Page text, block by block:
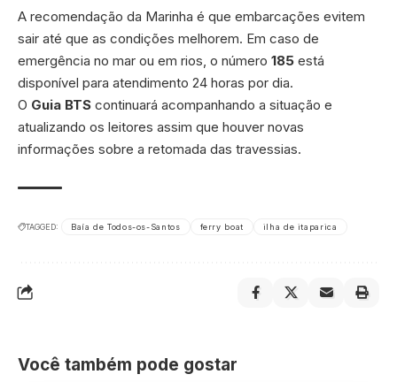
A recomendação da Marinha é que embarcações evitem
sair até que as condições melhorem. Em caso de
emergência no mar ou em rios, o número 185 está
disponível para atendimento 24 horas por dia.
O Guia BTS continuará acompanhando a situação e
atualizando os leitores assim que houver novas
informações sobre a retomada das travessias.
TAGGED: Baía de Todos-os-Santos ferry boat ilha de itaparica
Você também pode gostar